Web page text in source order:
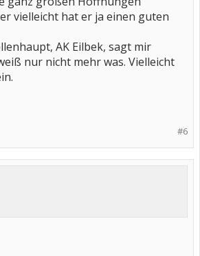
vielleicht hat er ja einen guten
AK Eilbek, sagt mir
nur nicht mehr was. Vielleicht
#6